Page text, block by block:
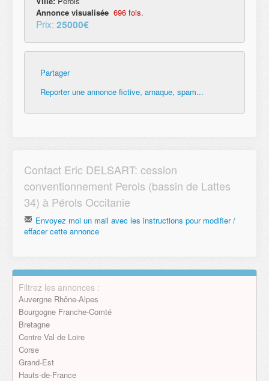
Annonce visualisée 696 fois.
Prix: 25000€
Partager
Reporter une annonce fictive, arnaque, spam...
Contact Eric DELSART: cession
conventionnement Perols (bassin de Lattes
34) à Pérols Occitanie
Envoyez moi un mail avec les instructions pour modifier /
effacer cette annonce
Envoyer
Filtrez les annonces :
Auvergne Rhône-Alpes
Bourgogne Franche-Comté
Bretagne
Centre Val de Loire
Corse
Grand-Est
Hauts-de-France